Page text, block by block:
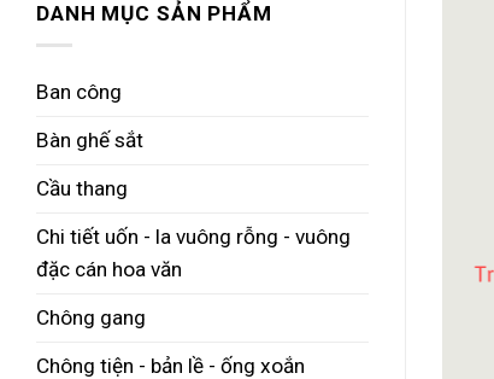
DANH MỤC SẢN PHẨM
Ban công
Bàn ghế sắt
Cầu thang
Chi tiết uốn - la vuông rỗng - vuông
đặc cán hoa văn
Chông gang
Chông tiện - bản lề - ống xoắn